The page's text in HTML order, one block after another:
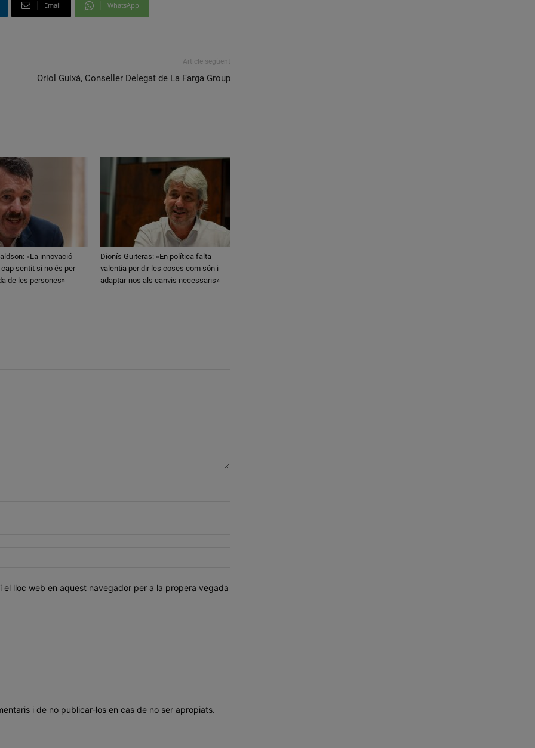
Email WhatsApp
Article següent
Oriol Guixà, Conseller Delegat de La Farga Group
«La innovació
cap sentit si no és per
de les persones»
Dionís Guiteras: «En política falta
valentia per dir les coses com són i
adaptar-nos als canvis necessaris»
el lloc web en aquest navegador per a la propera vegada
i de no publicar-los en cas de no ser apropiats.